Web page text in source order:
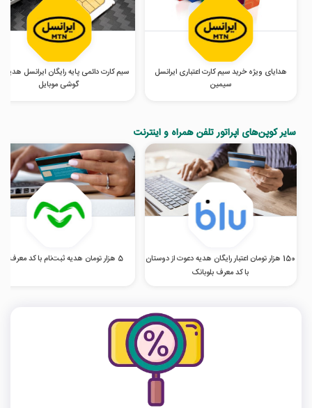
هدایای ویژه خرید سیم کارت اعتباری ایرانسل
سیمین
سیم‌ کارت دائمی پایه رایگان ایرانسل هدیه
گوشی موبایل
سایر کوپن‌های اپراتور تلفن همراه و اینترنت
150 هزار تومان اعتبار رایگان هدیه دعوت از دوستان
با کد معرف بلوبانک
5 هزار تومان هدیه ثبت‌نام با کد معرف اومو